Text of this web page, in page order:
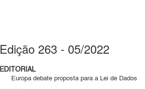
Edição 263 - 05/2022
EDITORIAL
Europa debate proposta para a Lei de Dados